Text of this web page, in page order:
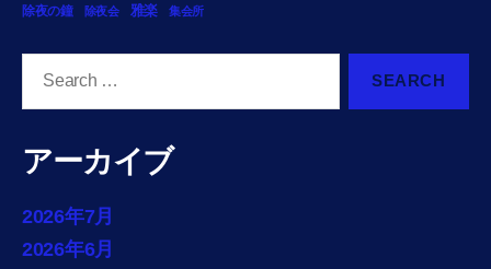
除夜の鐘 除夜会 雅楽 集会所
アーカイブ
2026年7月
2026年6月